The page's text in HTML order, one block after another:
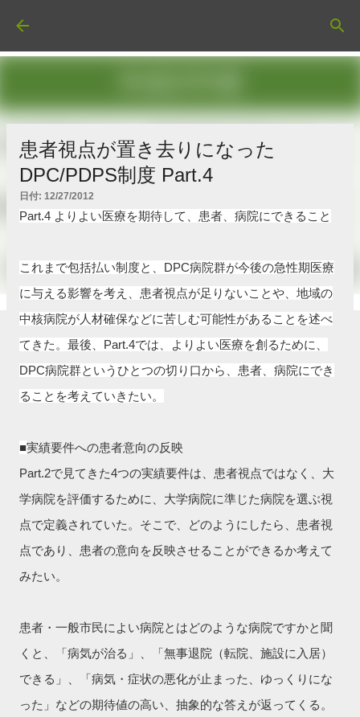
患者視点が置き去りになった
DPC/PDPS制度 Part.4
日付: 12/27/2012
Part.4 よりよい医療を期待して、患者、病院にできること
これまで包括払い制度と、DPC病院群が今後の急性期医療
に与える影響を考え、患者視点が足りないことや、地域の
中核病院が人材確保などに苦しむ可能性があることを述べ
てきた。最後、Part.4では、よりよい医療を創るために、
DPC病院群というひとつの切り口から、患者、病院にでき
ることを考えていきたい。
■実績要件への患者意向の反映
Part.2で見てきた4つの実績要件は、患者視点ではなく、大
学病院を評価するために、大学病院に準じた病院を選ぶ視
点で定義されていた。そこで、どのようにしたら、患者視
点であり、患者の意向を反映させることができるか考えて
みたい。
患者・一般市民によい病院とはどのような病院ですかと聞
くと、「病気が治る」、「無事退院（転院、施設に入居）
できる」、「病気・症状の悪化が止まった、ゆっくりにな
った」などの期待値の高い、抽象的な答えが返ってくる。